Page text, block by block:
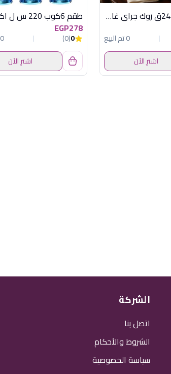
طقم عشاء 24ق روك جراى غامق*جراى فاتح مط
0 تم البيع
اشترِ الآن
EGP278
0
(0)
0 تم البيع
اشترِ الآن
الشركة
اتصل بنا
الشروط والأحكام
سياسة الخصوصية